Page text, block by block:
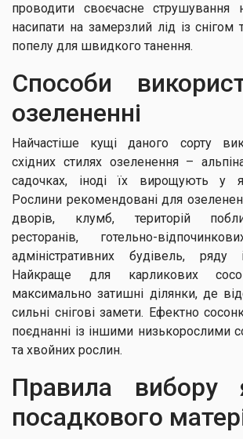
проводити своєчасне струшування
насипати на замерзлий лід із
попелу для швидкого танення.
Способи
озелененні
Найчастіше кущі даного сорту
східних стилях озеленення –
садочках, іноді їх вирощують у
Рослини рекомендовані для
дворів, клумб, територій
ресторанів, готельно-
адміністративних будівель, ряду
Найкраще для карликових
максимально затишні ділянки, де
сильні снігові замети. Ефектно
поєднанні із іншими низькорослими
та хвойних рослин.
Правила вибору
посадкового